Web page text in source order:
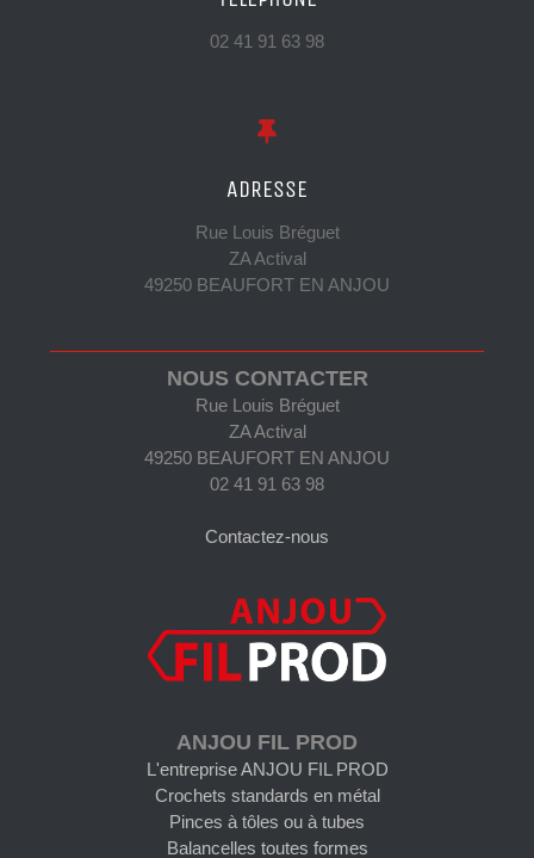
02 41 91 63 98
ADRESSE
Rue Louis Bréguet
ZA Actival
49250 BEAUFORT EN ANJOU
NOUS CONTACTER
Rue Louis Bréguet
ZA Actival
49250 BEAUFORT EN ANJOU
02 41 91 63 98
Contactez-nous
ANJOU FIL PROD
L'entreprise ANJOU FIL PROD
Crochets standards en métal
Pinces à tôles ou à tubes
Balancelles toutes formes